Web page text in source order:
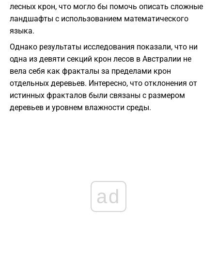
лесных крон, что могло бы помочь описать сложные
ландшафты с использованием математического
языка.
Однако результаты исследования показали, что ни
одна из девяти секций крон лесов в Австралии не
вела себя как фракталы за пределами крон
отдельных деревьев. Интересно, что отклонения от
истинных фракталов были связаны с размером
деревьев и уровнем влажности среды.
ad